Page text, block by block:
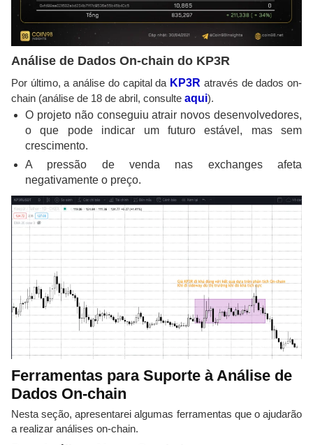
Análise de Dados On-chain do KP3R
Por último, a análise do capital da KP3R através de dados on-
chain (análise de 18 de abril, consulte aqui).
O projeto não conseguiu atrair novos desenvolvedores,
o que pode indicar um futuro estável, mas sem
crescimento.
A pressão de venda nas exchanges afeta
negativamente o preço.
Ferramentas para Suporte à Análise de
Dados On-chain
Nesta seção, apresentarei algumas ferramentas que o ajudarão
a realizar análises on-chain.